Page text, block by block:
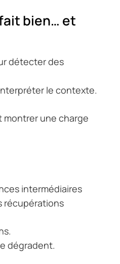
bien… et
détecter des
le contexte.
montrer une charge
intermédiaires
récupérations
dégradent.